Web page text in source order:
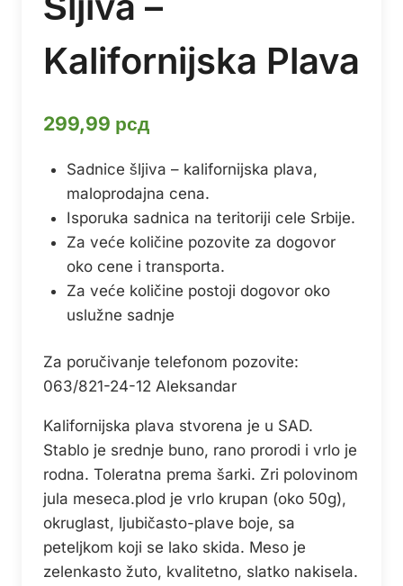
Kalifornijska Plava
299,99 рсд
Sadnice šljiva – kalifornijska plava,
maloprodajna cena.
Isporuka sadnica na teritoriji cele Srbije.
Za veće količine pozovite za dogovor
oko cene i transporta.
Za veće količine postoji dogovor oko
uslužne sadnje
Za poručivanje telefonom pozovite:
063/821-24-12 Aleksandar
Kalifornijska plava stvorena je u SAD.
Stablo je srednje buno, rano prorodi i vrlo je
rodna. Toleratna prema šarki. Zri polovinom
jula meseca.plod je vrlo krupan (oko 50g),
okruglast, ljubičasto-plave boje, sa
peteljkom koji se lako skida. Meso je
zelenkasto žuto, kvalitetno, slatko nakisela.